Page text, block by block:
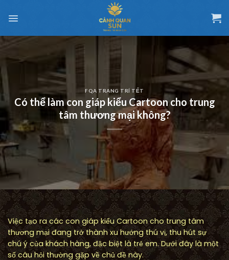
đến
dung
FQA TRANG TRÍ TẾT
Có thể làm con giáp kiểu Cartoon cho trung
tâm thương mại không?
Việc tạo ra các con giáp kiểu Cartoon cho trung tâm
thương mại đang trở thành xu hướng thú vị, thu hút sự
chú ý của khách hàng, đặc biệt là trẻ em. Dưới đây là một
số câu hỏi thường gặp về chủ đề này.